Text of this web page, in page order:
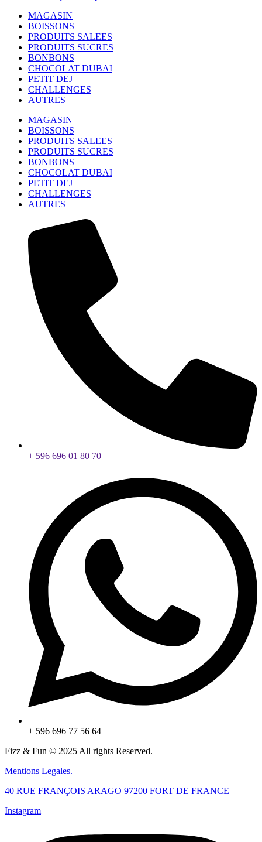
MAGASIN
BOISSONS
PRODUITS SALEES
PRODUITS SUCRES
BONBONS
CHOCOLAT DUBAI
PETIT DEJ
CHALLENGES
AUTRES
MAGASIN
BOISSONS
PRODUITS SALEES
PRODUITS SUCRES
BONBONS
CHOCOLAT DUBAI
PETIT DEJ
CHALLENGES
AUTRES
+ 596 696 01 80 70
+ 596 696 77 56 64
Fizz & Fun © 2025 All rights Reserved.
Mentions Legales.
40 RUE FRANÇOIS ARAGO 97200 FORT DE FRANCE
Instagram